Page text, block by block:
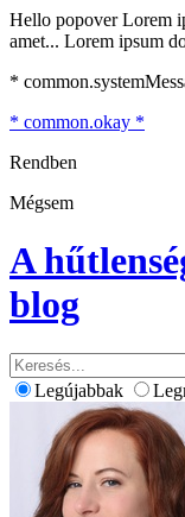
Hello popover Lorem
amet... Lorem ipsum
*
* common.okay *
Rendben
Mégsem
A
blog
Legújabbak